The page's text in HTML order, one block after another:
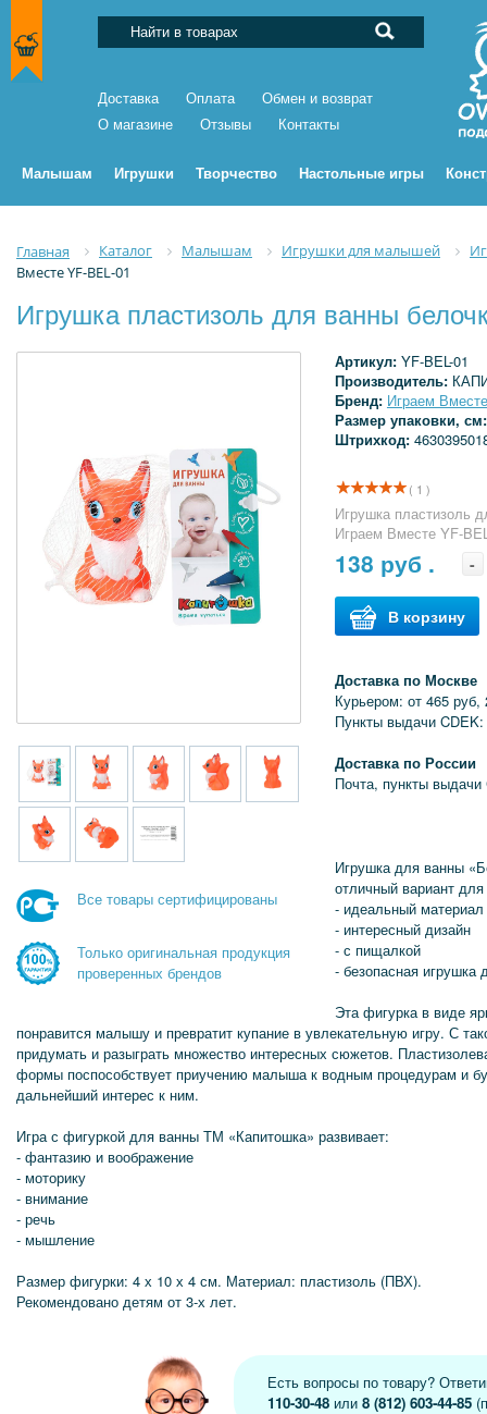
Доставка Оплата
Обмен и возврат
О магазине
Отзывы Контакты
Малышам Игрушки Творчество Настольные игры
Главная Каталог Малышам Игрушки для малышей
Вместе YF-BEL-01
Игрушка пластизоль для ванны
Все товары сертифицированы
Только оригинальная продукция
проверенных брендов
Артикул: YF-BEL-01
Производитель:
Бренд: Играем Вместе
Размер упаковки,
Штрихкод:
( 1 )
Игрушка пластизоль
Играем Вместе YF-
138 руб . -
В корзину
Доставка по Москве
Курьером: от 465 руб,
Пункты выдачи
Доставка по России
Почта, пункты выдачи
Игрушка для ванны
отличный вариант
- идеальный
- интересный дизайн
- с пищалкой
- безопасная
Эта фигурка в виде
понравится малышу и превратит купание в увлекательную игру. С
придумать и разыграть множество интересных сюжетов.
формы поспособствует приучению малыша к водным процедурам и
дальнейший интерес к ним.
Игра с фигуркой для ванны ТМ «Капитошка» развивает:
- фантазию и воображение
- моторику
- внимание
- речь
- мышление
Размер фигурки: 4 х 10 х 4 см. Материал: пластизоль (ПВХ).
Рекомендовано детям от 3-х лет.
Есть вопросы по товару?
110-30-48 или8 (812) 603-44-85